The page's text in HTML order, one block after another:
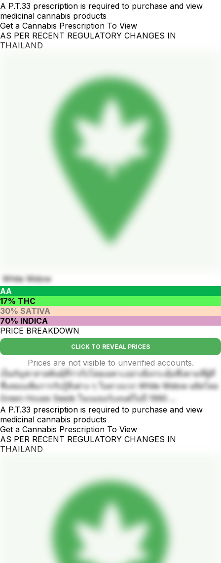
A P.T.33 prescription is required to purchase and view
medicinal cannabis products
Get a Cannabis Prescription To View
AS PER RECENT REGULATORY CHANGES IN
THAILAND
White Widow
AA
17% THC
30% SATIVA
70% INDICA
PRICE BREAKDOWN
CLICK TO REVEAL PRICES
Prices are not visible to unverified accounts.
เป็นกัญชาสายพันธุ์ที่ร่าเริงโดยเฉพาะอย่างยิ่งกระตุ้นซึ่งตามที่ผู้ที่
ชื่นชอบเพิ่มการรับรู้สิ่งต่าง ๆ ในทางบวก White Widow ผลิตโดย
Green House Seeds ในเนเธอร์แลนด์ในปี 1990 ...
A P.T.33 prescription is required to purchase and view
medicinal cannabis products
Get a Cannabis Prescription To View
AS PER RECENT REGULATORY CHANGES IN
THAILAND